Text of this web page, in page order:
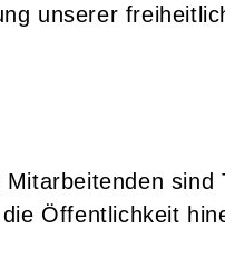
unserer
sind
Öffentlichkeit